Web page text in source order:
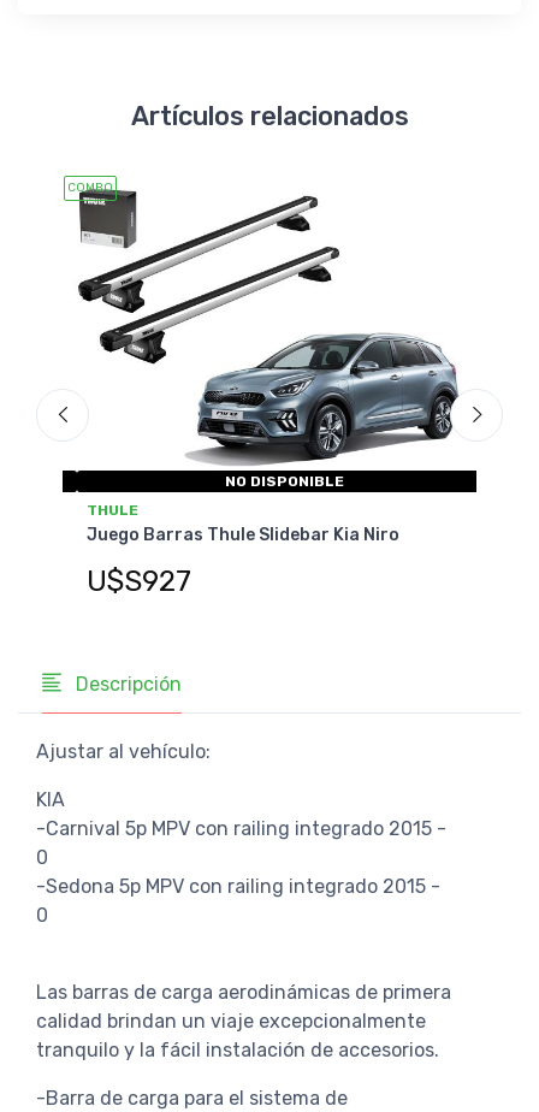
Artículos relacionados
COMBO
NO DISPONIBLE
THULE
Juego Barras Thule Slidebar Kia Niro
U$S927
Descripción
Ajustar al vehículo:
KIA
-Carnival 5p MPV con railing integrado 2015 -
0
-Sedona 5p MPV con railing integrado 2015 -
0
Las barras de carga aerodinámicas de primera
calidad brindan un viaje excepcionalmente
tranquilo y la fácil instalación de accesorios.
-Barra de carga para el sistema de